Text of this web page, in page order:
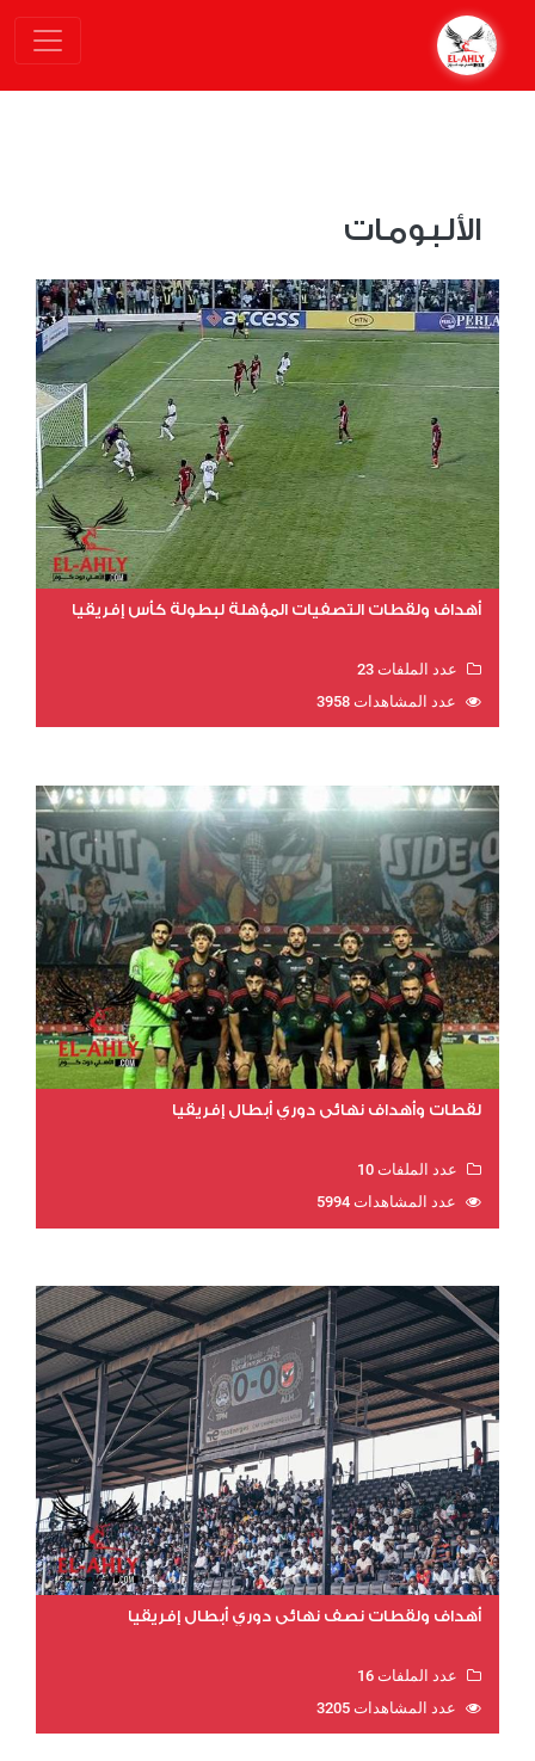
الألبومات
أهداف ولقطات التصفيات المؤهلة لبطولة كأس إفريقيا
عدد الملفات 23
عدد المشاهدات 3958
لقطات وأهداف نهائي دوري أبطال إفريقيا
عدد الملفات 10
عدد المشاهدات 5994
أهداف ولقطات نصف نهائي دوري أبطال إفريقيا
عدد الملفات 16
عدد المشاهدات 3205